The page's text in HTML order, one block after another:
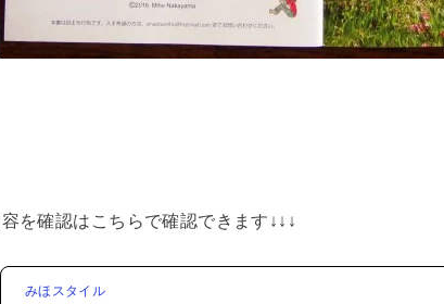
を確認はこちらで確認できます↓↓↓
みほスタイル